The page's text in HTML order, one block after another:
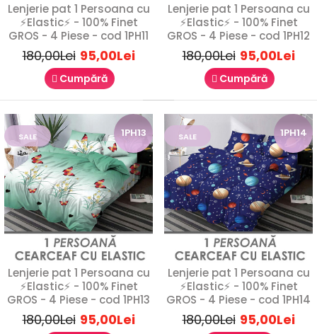
Lenjerie de pat 1 Persoana - 100% Finet GROS
- 4 Piese - cod 1P14
180,00Lei 89,00Lei
Lenjerie de Pat 1 Persoană Finet Gros – 4 PieseVă prezentăm
o lenjerie de pat pentru o persoană, rea..
1P15
SALE
Lenjerie pat 1 Persoana cu
⚡Elastic⚡ - 100% Finet
GROS - 4 Piese - cod 1PH11
180,00Lei 95,00Lei
Cumpără
Lenjerie pat 1 Persoana cu
⚡Elastic⚡ - 100% Finet
GROS - 4 Piese - cod 1PH12
180,00Lei 95,00Lei
Cumpără
1PH13
SALE
Lenjerie pat 1 Persoana cu
⚡Elastic⚡ - 100% Finet
GROS - 4 Piese - cod 1PH13
180,00Lei 95,00Lei
1PH14
SALE
Lenjerie pat 1 Persoana cu
⚡Elastic⚡ - 100% Finet
GROS - 4 Piese - cod 1PH14
180,00Lei 95,00Lei